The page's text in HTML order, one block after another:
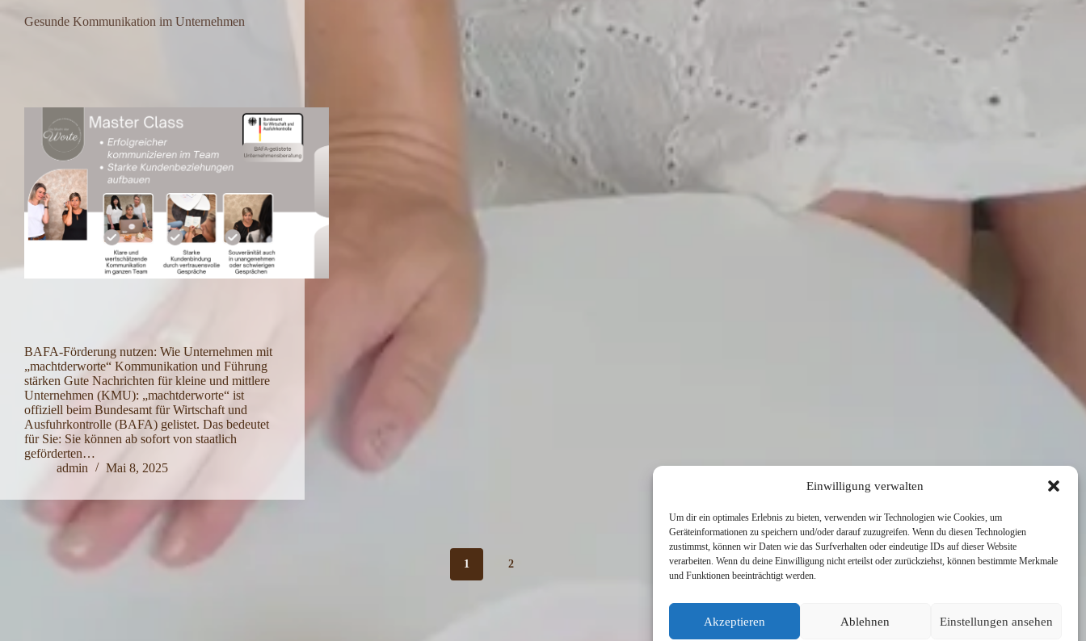
Einwilligung verwalten
Um dir ein optimales Erlebnis zu bieten, verwenden wir Technologien wie Cookies, um
Geräteinformationen zu speichern und/oder darauf zuzugreifen. Wenn du diesen Technologien
zustimmst, können wir Daten wie das Surfverhalten oder eindeutige IDs auf dieser Website
verarbeiten. Wenn du deine Einwilligung nicht erteilst oder zurückziehst, können bestimmte Merkmale
und Funktionen beeinträchtigt werden.
Akzeptieren Ablehnen Einstellungen ansehen
Gesunde Kommunikation im Unternehmen
BAFA-Förderung nutzen: Wie Unternehmen mit
„machtderworte“ Kommunikation und Führung
stärken Gute Nachrichten für kleine und mittlere
Unternehmen (KMU): „machtderworte“ ist
offiziell beim Bundesamt für Wirtschaft und
Ausfuhrkontrolle (BAFA) gelistet. Das bedeutet
für Sie: Sie können ab sofort von staatlich
geförderten…
admin
Mai 8, 2025
1 2 NÄCHSTE